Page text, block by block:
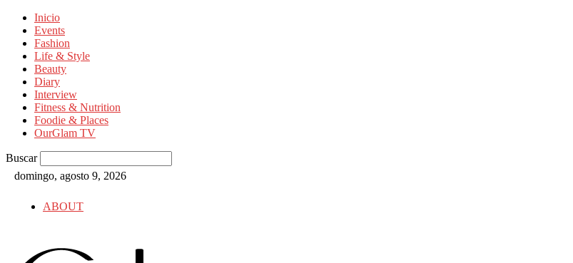
Inicio
Events
Fashion
Life & Style
Beauty
Diary
Interview
Fitness & Nutrition
Foodie & Places
OurGlam TV
Buscar
domingo, agosto 9, 2026
ABOUT